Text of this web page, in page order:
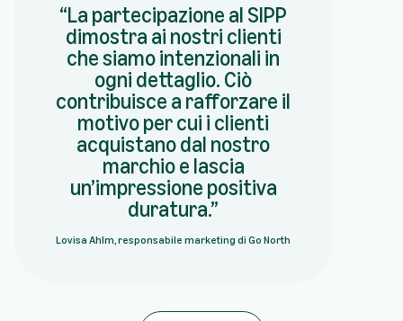
La partecipazione al SIPP
dimostra ai nostri clienti
che siamo intenzionali in
ogni dettaglio. Ciò
contribuisce a rafforzare il
motivo per cui i clienti
acquistano dal nostro
marchio e lascia
un’impressione positiva
duratura.
Lovisa Ahlm, responsabile marketing di Go North